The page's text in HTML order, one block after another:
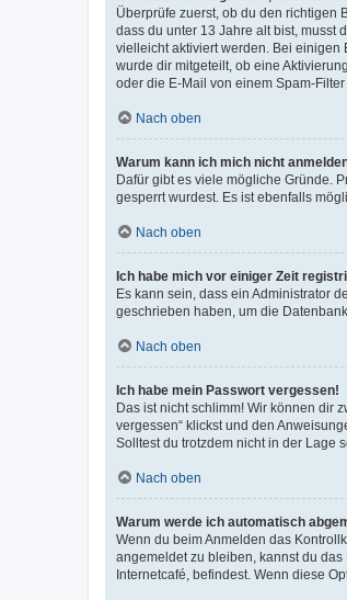
Überprüfe zuerst, ob du den richtigen
dass du unter 13 Jahre alt bist, musst
vielleicht aktiviert werden. Bei einigen
wurde dir mitgeteilt, ob eine
oder die E-Mail von einem Spam-
Nach oben
Warum kann ich mich nicht
Dafür gibt es viele mögliche Gründe.
gesperrt wurdest. Es ist ebenfalls
Nach oben
Ich habe mich vor einiger Zeit
Es kann sein, dass ein Administrator
geschrieben haben, um die
Nach oben
Ich habe mein Passwort vergessen!
Das ist nicht schlimm! Wir können dir
vergessen“ klickst und den
Solltest du trotzdem nicht in der Lage
Nach oben
Warum werde ich automatisch
Wenn du beim Anmelden das
angemeldet zu bleiben, kannst du
Internetcafé, befindest. Wenn diese